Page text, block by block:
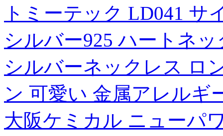
トミーテック LD041 サ
シルバー925 ハートネ
シルバーネックレス ロ
ン 可愛い 金属アレルギ
大阪ケミカル ニューパ